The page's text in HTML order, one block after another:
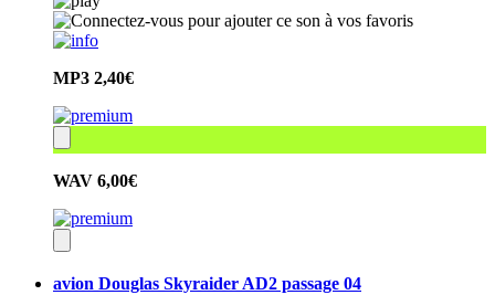
MP3 2,40€
WAV 6,00€
avion Douglas Skyraider AD2 passage 04